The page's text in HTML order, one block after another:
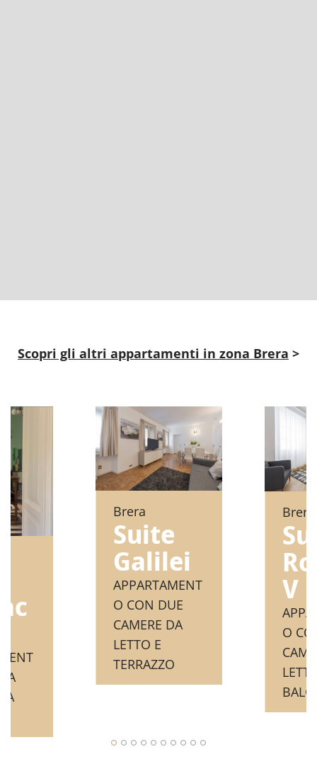
Scopri gli altri appartamenti in zona Brera >
Brera
Suite
Galilei
APPARTAMENT
O CON DUE
CAMERE DA
LETTO E
TERRAZZO
Brera
V
O